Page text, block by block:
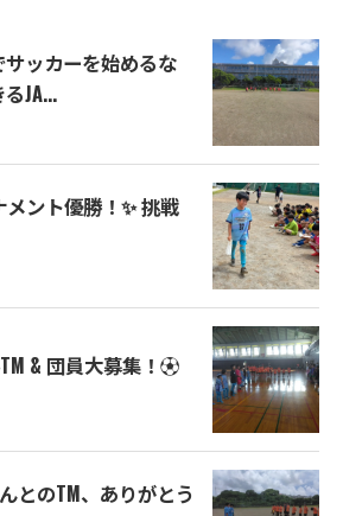
ッカーを始めるな
JA...
ント優勝！✨ 挑戦
& 団員大募集！⚽
とのTM、ありがとう